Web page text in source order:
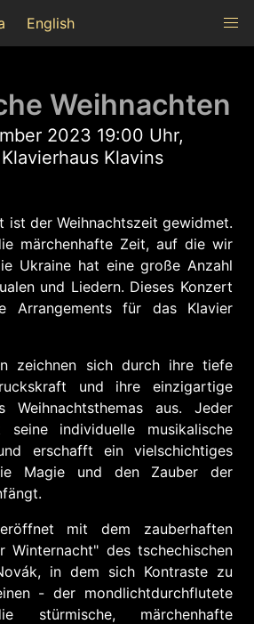
English
Weihnachten
2023 19:00 Uhr,
Klavins
ist der Weihnachtszeit gewidmet.
märchenhafte Zeit, auf die wir
Ukraine hat eine große Anzahl
und Liedern. Dieses Konzert
Arrangements für das Klavier
zeichnen sich durch ihre tiefe
und ihre einzigartige
Weihnachtsthemas aus. Jeder
seine individuelle musikalische
erschafft ein vielschichtiges
Magie und den Zauber der
mit dem zauberhaften
Winternacht" des tschechischen
in dem sich Kontraste zu
- der mondlichtdurchflutete
märchenhafte